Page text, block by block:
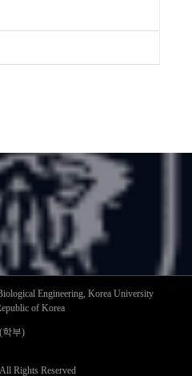
Engineering, Korea University
of Korea
학부)
Rights Reserved